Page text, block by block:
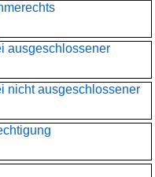
ausgeschlossener
nicht ausgeschlossener